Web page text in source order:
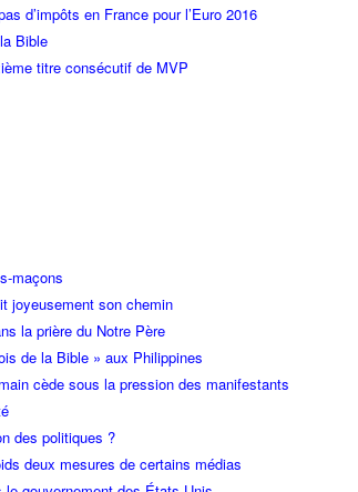
d’impôts en France pour l’Euro 2016
Bible
titre consécutif de MVP
maçons
joyeusement son chemin
la prière du Notre Père
de la Bible » aux Philippines
cède sous la pression des manifestants
des politiques ?
deux mesures de certains médias